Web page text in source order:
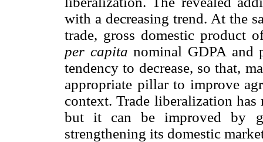
with a decreasing trend. At the
trade, gross domestic product
per capita nominal GDPA and
tendency to decrease, so that,
appropriate pillar to improve
context. Trade liberalization
but it can be improved by
strengthening its domestic